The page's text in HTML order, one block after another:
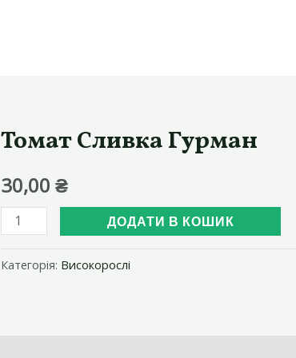
Томат Сливка Гурман
30,00 ₴
Томат
Сливка
Гурман
ДОДАТИ В КОШИК
Категорія: Високорослі